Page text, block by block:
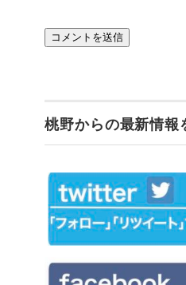
桃野からの最新情報